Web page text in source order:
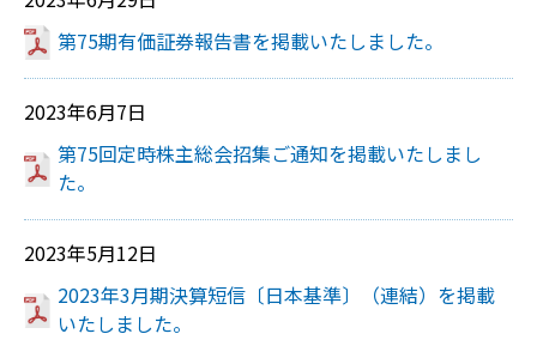
第75期有価証券報告書を掲載いたしました。
2023年6月7日
第75回定時株主総会招集ご通知を掲載いたしまし
た。
2023年5月12日
2023年3月期決算短信〔日本基準〕（連結）を掲載
いたしました。